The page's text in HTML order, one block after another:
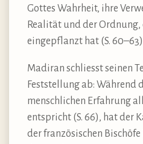
Gottes Wahrheit, ihre
Realität und der
eingepflanzt hat (S.
Madiran schliesst seinen
Feststellung ab: Während
menschlichen Erfahrung
entspricht (S. 66), hat der
der französischen